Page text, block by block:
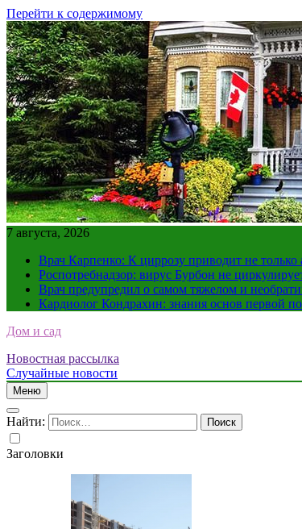
Перейти к содержимому
7 августа, 2026
Врач Карпенко: К циррозу приводит не только
Роспотребнадзор: вирус Бурбон не
Врач предупредил о самом тяжелом и
Кардиолог Кондрахин: знания основ первой
Дом и сад
Новостная рассылка
Случайные новости
Меню
Найти:
Заголовки